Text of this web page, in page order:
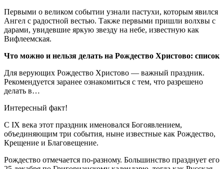
Первыми о великом событии узнали пастухи, которым явился
Ангел с радостной вестью. Также первыми пришли волхвы с
дарами, увидевшие яркую звезду на небе, известную как
Вифлеемская.
Что можно и нельзя делать на Рождество Христово: список
Для верующих Рождество Христово — важный праздник.
Рекомендуется заранее ознакомиться с тем, что разрешено
делать в…
Интересный факт!
С IX века этот праздник именовался Богоявлением,
объединяющим три события, ныне известные как Рождество,
Крещение и Благовещение.
Рождество отмечается по-разному. Большинство празднует его